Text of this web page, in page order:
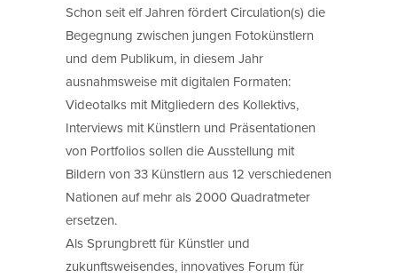
Schon seit elf Jahren fördert Circulation(s) die
Begegnung zwischen jungen Fotokünstlern
und dem Publikum, in diesem Jahr
ausnahmsweise mit digitalen Formaten:
Videotalks mit Mitgliedern des Kollektivs,
Interviews mit Künstlern und Präsentationen
von Portfolios sollen die Ausstellung mit
Bildern von 33 Künstlern aus 12 verschiedenen
Nationen auf mehr als 2000 Quadratmeter
ersetzen.
Als Sprungbrett für Künstler und
zukunftsweisendes, innovatives Forum für